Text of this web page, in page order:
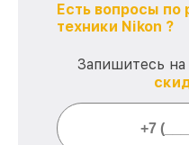
Есть вопросы по
техники Nikon ?
Запишитесь